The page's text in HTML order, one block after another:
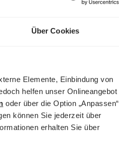
Über Cookies
Elemente, Einbindung von
helfen unser Onlineangebot
oder über die Option „Anpassen“
können Sie jederzeit über
erhalten Sie über